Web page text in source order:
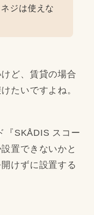
ジは使えな
ど、賃貸の場合
たいですよね。
『SKÅDIS スコー
置できないかと
けずに設置する